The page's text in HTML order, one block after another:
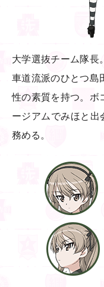
大学選抜チーム隊長
車道流派のひとつ島
性の素質を持つ。ボ
ージアムでみほと出
務める。